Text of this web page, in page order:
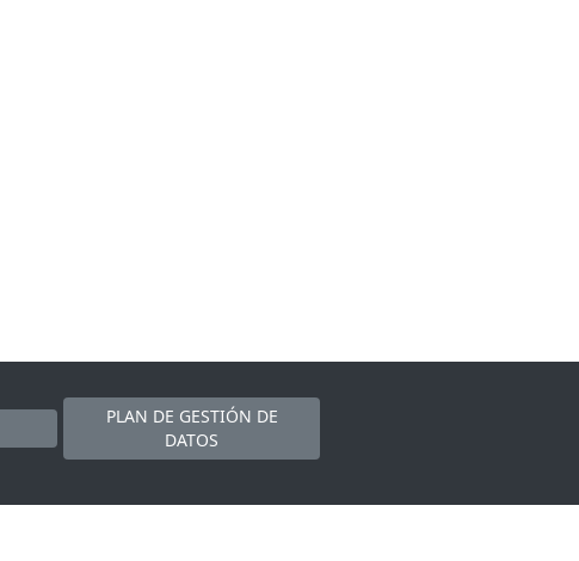
PLAN DE GESTIÓN DE
DATOS